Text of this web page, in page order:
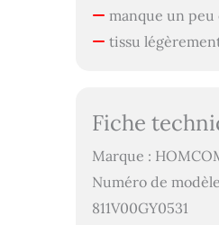
manque un
tissu
Fiche
Marque :
Numéro de
811V00GY0531